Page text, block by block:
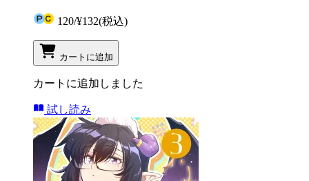
120/¥132(税込)
カートに追加
カートに追加しました
試し読み